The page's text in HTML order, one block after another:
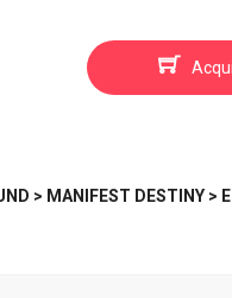
> MANIFEST DESTINY >